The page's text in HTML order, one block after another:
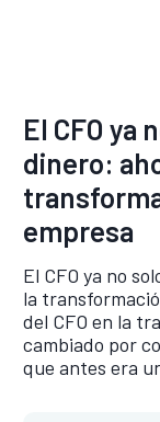
El CFO ya
dinero:
empresa
El CFO ya no
la
del CFO en la
cambiado por
que antes era